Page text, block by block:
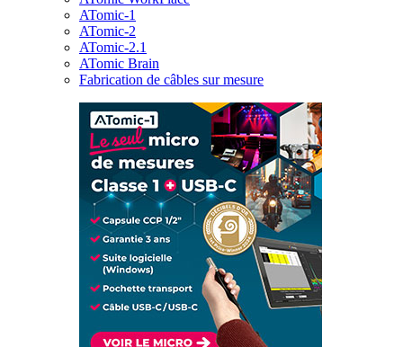
ATomic-1
ATomic-2
ATomic-2.1
ATomic Brain
Fabrication de câbles sur mesure